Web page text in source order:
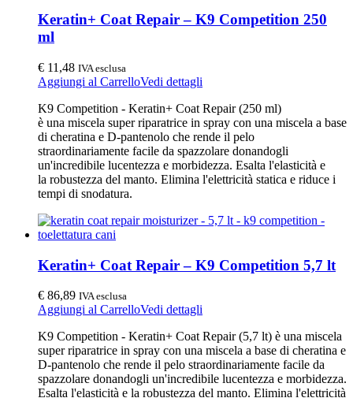
Keratin+ Coat Repair – K9 Competition 250
ml
€ 11,48 IVA esclusa
Aggiungi al CarrelloVedi dettagli
K9 Competition - Keratin+ Coat Repair (250 ml)
è una miscela super riparatrice in spray con una miscela a base
di cheratina e D-pantenolo che rende il pelo
straordinariamente facile da spazzolare donandogli
un'incredibile lucentezza e morbidezza. Esalta l'elasticità e
la robustezza del manto. Elimina l'elettricità statica e riduce i
tempi di snodatura.
Keratin+ Coat Repair – K9 Competition 5,7 lt
€ 86,89 IVA esclusa
Aggiungi al CarrelloVedi dettagli
K9 Competition - Keratin+ Coat Repair (5,7 lt) è una miscela
super riparatrice in spray con una miscela a base di cheratina e
D-pantenolo che rende il pelo straordinariamente facile da
spazzolare donandogli un'incredibile lucentezza e morbidezza.
Esalta l'elasticità e la robustezza del manto. Elimina l'elettricità